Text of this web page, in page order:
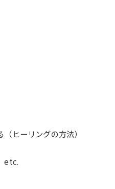
ヒーリングの方法）